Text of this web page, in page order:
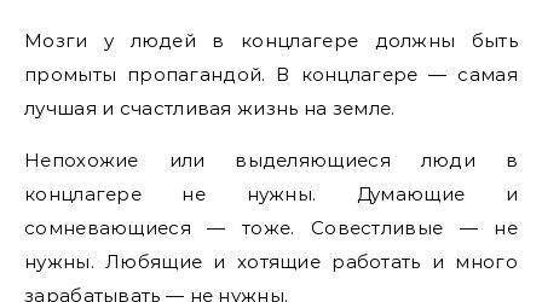
Мозги у людей в концлагере должны быть
промыты пропагандой. В концлагере — самая
лучшая и счастливая жизнь на земле.
Непохожие или выделяющиеся люди в
концлагере не нужны. Думающие и
сомневающиеся — тоже. Совестливые — не
нужны. Любящие и хотящие работать и много
зарабатывать — не нужны.